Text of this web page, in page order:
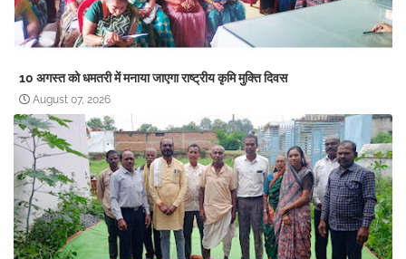
10 अगस्त को धमतरी में मनाया जाएगा राष्ट्रीय कृमि मुक्ति दिवस
August 07, 2026